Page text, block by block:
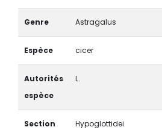
Genre Astragalus
Espèce cicer
Autorités
espèce
L.
Section Hypoglottidei